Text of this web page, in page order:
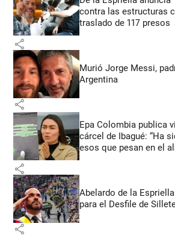
contra las estructuras
traslado de 117 presos
share
Murió Jorge Messi,
Argentina
share
Epa Colombia publica
cárcel de Ibagué: “Ha
esos que pesan en el
share
Abelardo de la
para el Desfile de
share